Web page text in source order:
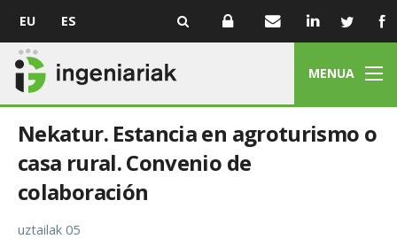
EU ES
MENUA
Nekatur. Estancia en agroturismo o
casa rural. Convenio de
colaboración
uztailak 05